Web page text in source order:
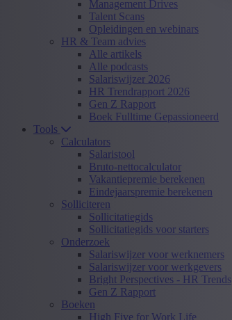
Management Drives
Talent Scans
Opleidingen en webinars
HR & Team advies
Alle artikels
Alle podcasts
Salariswijzer 2026
HR Trendrapport 2026
Gen Z Rapport
Boek Fulltime Gepassioneerd
Tools
Calculators
Salaristool
Bruto-nettocalculator
Vakantiepremie berekenen
Eindejaarspremie berekenen
Solliciteren
Sollicitatiegids
Sollicitatiegids voor starters
Onderzoek
Salariswijzer voor werknemers
Salariswijzer voor werkgevers
Bright Perspectives - HR Trends
Gen Z Rapport
Boeken
High Five for Work Life